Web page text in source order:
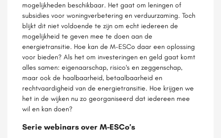
mogelijkheden beschikbaar. Het gaat om leningen of
subsidies voor woningverbetering en verduurzaming. Toch
blijkt dit niet voldoende te zijn om echt iedereen de
mogelijkheid te geven mee te doen aan de
energietransitie. Hoe kan de M-ESCo daar een oplossing
voor bieden? Als het om investeringen en geld gaat komt
alles samen: eigenaarschap, risico's en zeggenschap,
maar ook de haalbaarheid, betaalbaarheid en
rechtvaardigheid van de energietransitie. Hoe krijgen we
het in de wijken nu zo georganiseerd dat iedereen mee
wil en kan doen?
Serie webinars over M-ESCo’s